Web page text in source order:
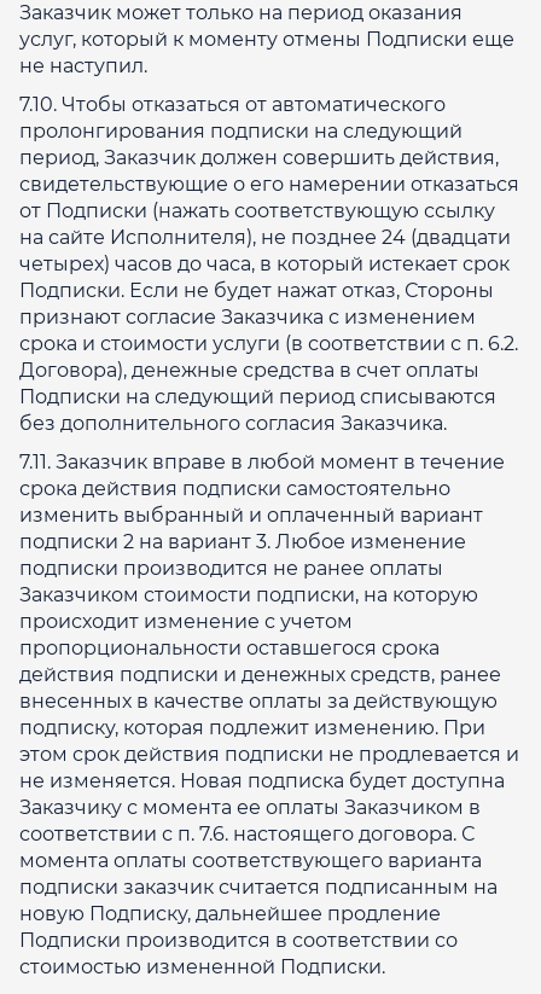
Заказчик может только на период оказания
услуг, который к моменту отмены Подписки еще
не наступил.
7.10. Чтобы отказаться от автоматического
пролонгирования подписки на следующий
период, Заказчик должен совершить действия,
свидетельствующие о его намерении отказаться
от Подписки (нажать соответствующую ссылку
на сайте Исполнителя), не позднее 24 (двадцати
четырех) часов до часа, в который истекает срок
Подписки. Если не будет нажат отказ, Стороны
признают согласие Заказчика с изменением
срока и стоимости услуги (в соответствии с п. 6.2.
Договора), денежные средства в счет оплаты
Подписки на следующий период списываются
без дополнительного согласия Заказчика.
7.11. Заказчик вправе в любой момент в течение
срока действия подписки самостоятельно
изменить выбранный и оплаченный вариант
подписки 2 на вариант 3. Любое изменение
подписки производится не ранее оплаты
Заказчиком стоимости подписки, на которую
происходит изменение с учетом
пропорциональности оставшегося срока
действия подписки и денежных средств, ранее
внесенных в качестве оплаты за действующую
подписку, которая подлежит изменению. При
этом срок действия подписки не продлевается и
не изменяется. Новая подписка будет доступна
Заказчику с момента ее оплаты Заказчиком в
соответствии с п. 7.6. настоящего договора. С
момента оплаты соответствующего варианта
подписки заказчик считается подписанным на
новую Подписку, дальнейшее продление
Подписки производится в соответствии со
стоимостью измененной Подписки.